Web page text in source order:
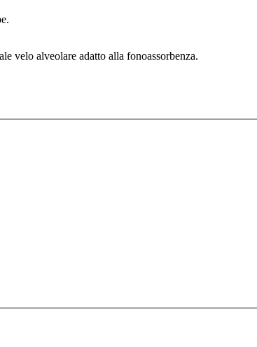
velo alveolare adatto alla fonoassorbenza.